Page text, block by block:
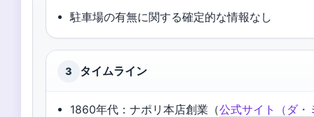
駐車場の有無に関する確定的な情報なし
3 タイムライン
1860年代：ナポリ本店創業（公式サイト（ダ・